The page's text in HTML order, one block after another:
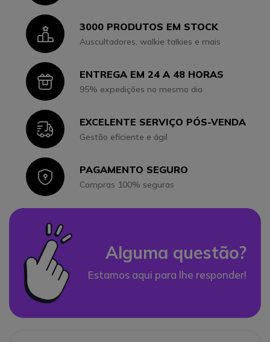
Icon3000 PRODUTOS EM STOCK
Auscultadores, walkie talkies e mais
IconENTREGA EM 24 A 48 HORAS
95% expedições no mesmo dia
IconEXCELENTE SERVIÇO PÓS-VENDA
Gestão eficiente e ágil
IconPAGAMENTO SEGURO
Compras 100% seguras
Alguma questão?
Estamos aqui para lhe responder!